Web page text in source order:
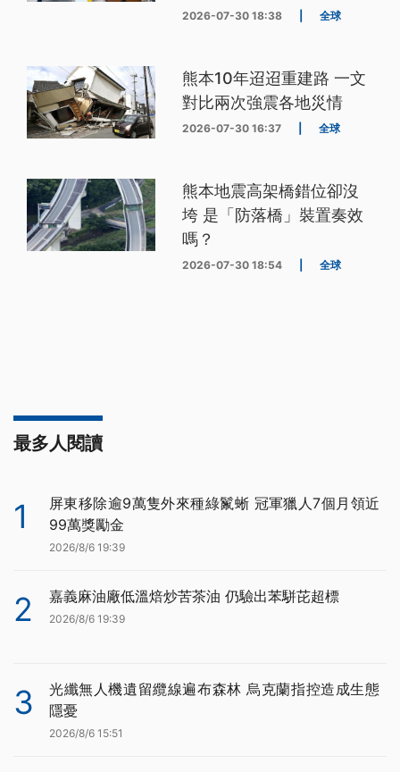
2026-07-30 18:38 全球
熊本10年迢迢重建路 一文
對比兩次強震各地災情
2026-07-30 16:37 全球
熊本地震高架橋錯位卻沒
垮 是「防落橋」裝置奏效
嗎？
2026-07-30 18:54 全球
最多人閱讀
1
屏東移除逾9萬隻外來種綠鬣蜥 冠軍獵人7個月領近
99萬獎勵金
2026/8/6 19:39
2 嘉義麻油廠低溫焙炒苦茶油 仍驗出苯駢芘超標
2026/8/6 19:39
3
光纖無人機遺留纜線遍布森林 烏克蘭指控造成生態
隱憂
2026/8/6 15:51